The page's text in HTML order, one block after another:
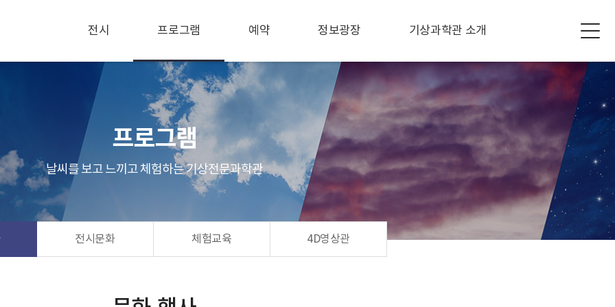
전시 프로그램 예약 정보광장 기상과학관 소개
프로그램
날씨를 보고 느끼고 체험하는 기상전문과학관
전시문화 체험교육 4D영상관